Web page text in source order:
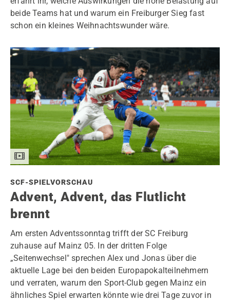
beide Teams hat und warum ein Freiburger Sieg fast
schon ein kleines Weihnachtswunder wäre.
SCF-SPIELVORSCHAU
Advent, Advent, das Flutlicht
brennt
Am ersten Adventssonntag trifft der SC Freiburg
zuhause auf Mainz 05. In der dritten Folge
„Seitenwechsel" sprechen Alex und Jonas über die
aktuelle Lage bei den beiden Europapokalteilnehmern
und verraten, warum den Sport-Club gegen Mainz ein
ähnliches Spiel erwarten könnte wie drei Tage zuvor in